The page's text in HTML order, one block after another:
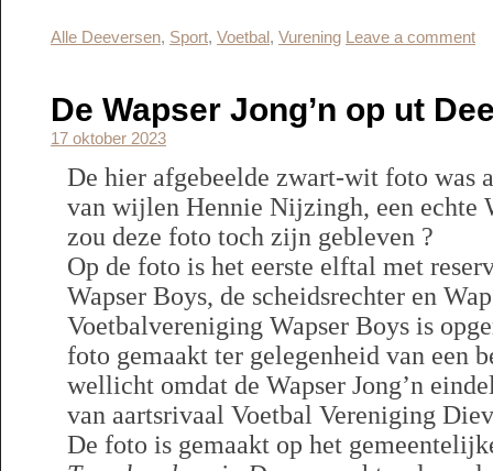
Alle Deeversen, Sport, Voetbal , Vurening Leave a comment
De Wapser Jong’n op ut
17 oktober 2023
De hier afgebeelde zwart-wit foto was
van wijlen Hennie Nijzingh, een echte
zou deze foto toch zijn gebleven ?
Op de foto is het eerste elftal met
Wapser Boys, de scheidsrechter en
Voetbalvereniging Wapser Boys is
foto gemaakt ter gelegenheid van een
wellicht omdat de Wapser Jong’n
van aartsrivaal Voetbal Vereniging
De foto is gemaakt op het